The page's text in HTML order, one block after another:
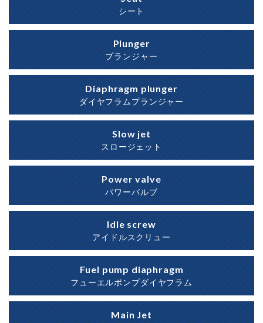
シート
Plunger
プランジャー
Diaphragm plunger
ダイヤフラムプランジャー
Slow jet
スロージェット
Power valve
パワーバルブ
Idle screw
アイドルスクリュー
Fuel pump diaphragm
フューエルポンプダイヤフラム
Main Jet